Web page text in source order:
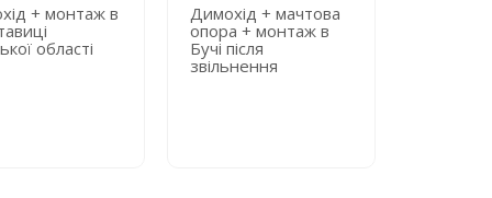
+ монтаж в
області
Димохід + мачтова
опора + монтаж в
Бучі після
звільнення